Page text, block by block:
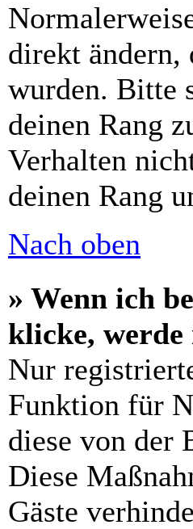
direkt
wurden. Bitte
deinen Rang
Verhalten
deinen Rang
Nach oben
» Wenn ich
klicke,
Nur
Funktion für
diese von der
Diese
Gäste